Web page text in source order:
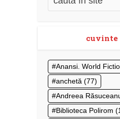
cuvinte
Anansi. World
anchetă (77)
Andreea
Biblioteca Polirom